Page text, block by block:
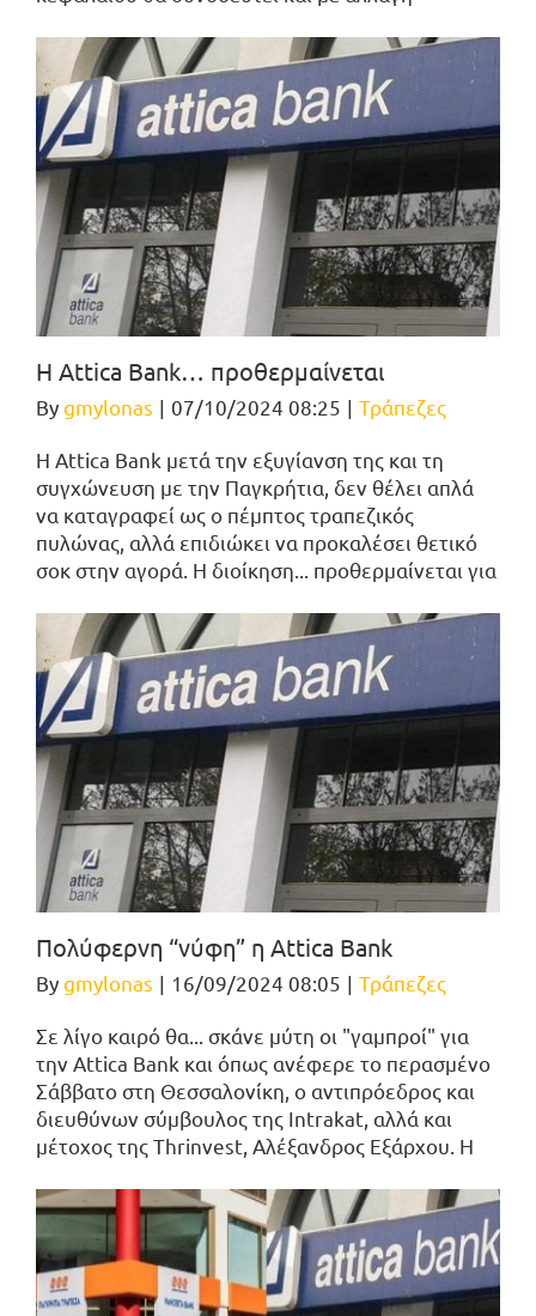
Η Αttica Bank… προθερμαίνεται
Bygmylonas | 07/10/2024 08:25 | Τράπεζες
Η Attica Bank μετά την εξυγίανση της και τη
συγχώνευση με την Παγκρήτια, δεν θέλει απλά
να καταγραφεί ως ο πέμπτος τραπεζικός
πυλώνας, αλλά επιδιώκει να προκαλέσει θετικό
σοκ στην αγορά. Η διοίκηση... προθερμαίνεται για
Πολύφερνη “νύφη” η Attica Bank
Bygmylonas | 16/09/2024 08:05 | Τράπεζες
Σε λίγο καιρό θα... σκάνε μύτη οι "γαμπροί" για
την Attica Bank και όπως ανέφερε το περασμένο
Σάββατο στη Θεσσαλονίκη, ο αντιπρόεδρος και
διευθύνων σύμβουλος της Intrakat, αλλά και
μέτοχος της Thrinvest, Αλέξανδρος Εξάρχου. Η